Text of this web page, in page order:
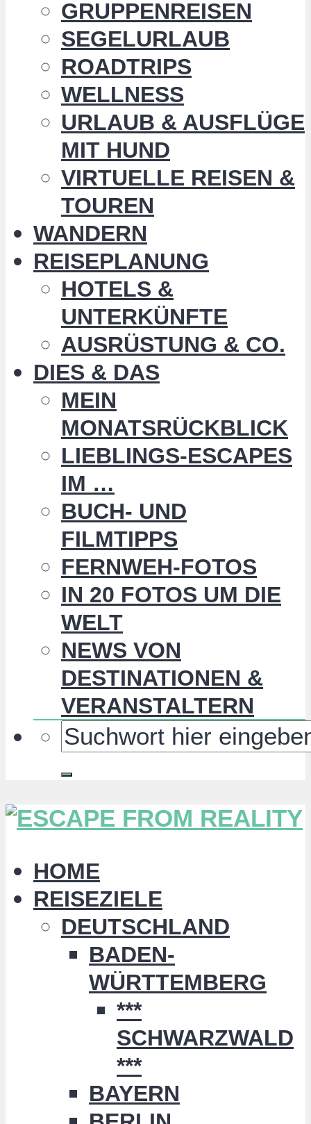
GRUPPENREISEN
SEGELURLAUB
ROADTRIPS
WELLNESS
URLAUB & AUSFLÜGE
MIT HUND
VIRTUELLE REISEN &
TOUREN
WANDERN
REISEPLANUNG
HOTELS &
UNTERKÜNFTE
AUSRÜSTUNG & CO.
DIES & DAS
MEIN
MONATSRÜCKBLICK
LIEBLINGS-ESCAPES
IM …
BUCH- UND
FILMTIPPS
FERNWEH-FOTOS
IN 20 FOTOS UM DIE
WELT
NEWS VON
DESTINATIONEN &
VERANSTALTERN
HOME
REISEZIELE
DEUTSCHLAND
BADEN-
WÜRTTEMBERG
***
SCHWARZWALD
***
BAYERN